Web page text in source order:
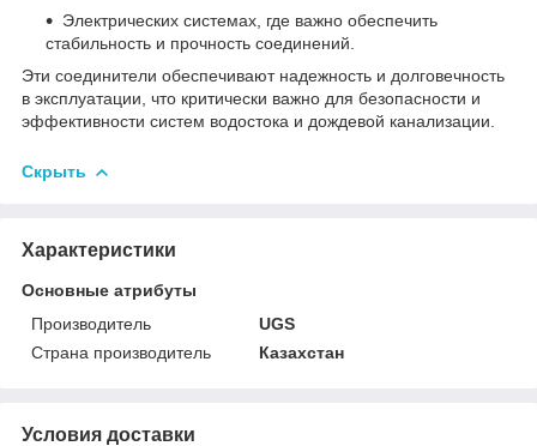
Электрических системах, где важно обеспечить
стабильность и прочность соединений.
Эти соединители обеспечивают надежность и долговечность
в эксплуатации, что критически важно для безопасности и
эффективности систем водостока и дождевой канализации.
Скрыть
Характеристики
Основные атрибуты
Производитель
UGS
Страна производитель
Казахстан
Условия доставки